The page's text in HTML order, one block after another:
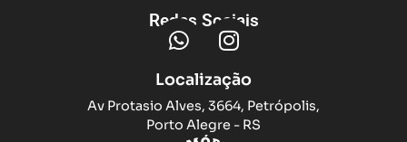
Redes Sociais
Localização
Av Protasio Alves, 3664, Petrópolis,
Porto Alegre - RS